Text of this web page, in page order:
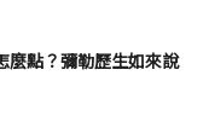
麼點？彌勒歷生如來說